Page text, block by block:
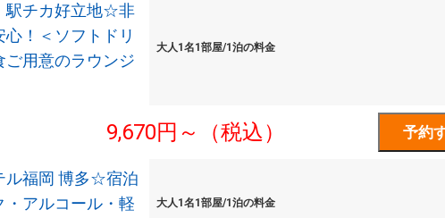
駅チカ好立地☆非
！＜ソフトドリ
ご用意のラウンジ
大人1名1部屋/1泊の料金
9,670円～（税込）
ル福岡 博多☆宿泊
・アルコール・軽
大人1名1部屋/1泊の料金